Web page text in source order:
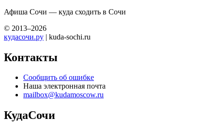
Афиша Сочи — куда сходить в Сочи
© 2013–2026
кудасочи.ру | kuda-sochi.ru
Контакты
Сообщить об ошибке
Наша электронная почта
mailbox@kudamoscow.ru
КудаСочи